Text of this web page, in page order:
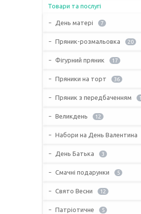
Товари та послугі
День матері 7
Пряник-розмальовка 20
Фігурний пряник 17
Пряники на торт 36
Пряник з передбаченням
Великдень 12
Набори на День Валентина
День Батька 3
Смачні подарунки 5
Свято Весни 12
Патріотичне 5